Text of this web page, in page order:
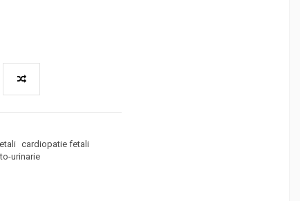
cardiopatie fetali
urinarie